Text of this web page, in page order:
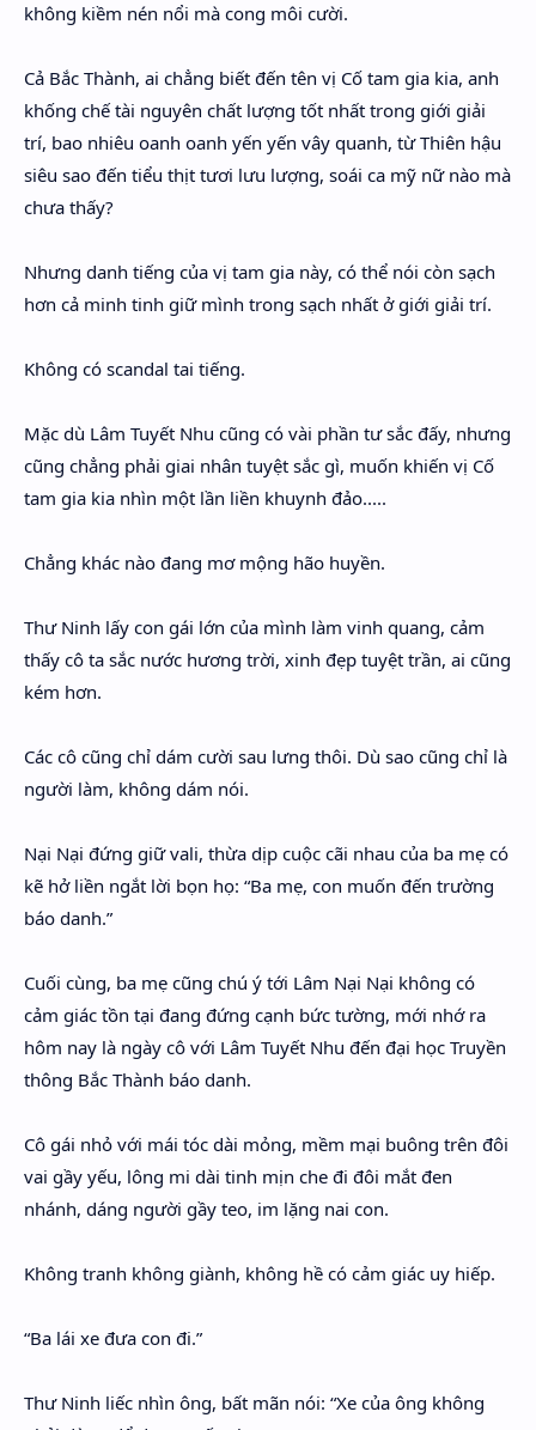
không kiềm nén nổi mà cong môi cười.
Cả Bắc Thành, ai chẳng biết đến tên vị Cố tam gia kia, anh
khống chế tài nguyên chất lượng tốt nhất trong giới giải
trí, bao nhiêu oanh oanh yến yến vây quanh, từ Thiên hậu
siêu sao đến tiểu thịt tươi lưu lượng, soái ca mỹ nữ nào mà
chưa thấy?
Nhưng danh tiếng của vị tam gia này, có thể nói còn sạch
hơn cả minh tinh giữ mình trong sạch nhất ở giới giải trí.
Không có scandal tai tiếng.
Mặc dù Lâm Tuyết Nhu cũng có vài phần tư sắc đấy, nhưng
cũng chẳng phải giai nhân tuyệt sắc gì, muốn khiến vị Cố
tam gia kia nhìn một lần liền khuynh đảo.....
Chẳng khác nào đang mơ mộng hão huyền.
Thư Ninh lấy con gái lớn của mình làm vinh quang, cảm
thấy cô ta sắc nước hương trời, xinh đẹp tuyệt trần, ai cũng
kém hơn.
Các cô cũng chỉ dám cười sau lưng thôi. Dù sao cũng chỉ là
người làm, không dám nói.
Nại Nại đứng giữ vali, thừa dịp cuộc cãi nhau của ba mẹ có
kẽ hở liền ngắt lời bọn họ: “Ba mẹ, con muốn đến trường
báo danh.”
Cuối cùng, ba mẹ cũng chú ý tới Lâm Nại Nại không có
cảm giác tồn tại đang đứng cạnh bức tường, mới nhớ ra
hôm nay là ngày cô với Lâm Tuyết Nhu đến đại học Truyền
thông Bắc Thành báo danh.
Cô gái nhỏ với mái tóc dài mỏng, mềm mại buông trên đôi
vai gầy yếu, lông mi dài tinh mịn che đi đôi mắt đen
nhánh, dáng người gầy teo, im lặng nai con.
Không tranh không giành, không hề có cảm giác uy hiếp.
“Ba lái xe đưa con đi.”
Thư Ninh liếc nhìn ông, bất mãn nói: “Xe của ông không